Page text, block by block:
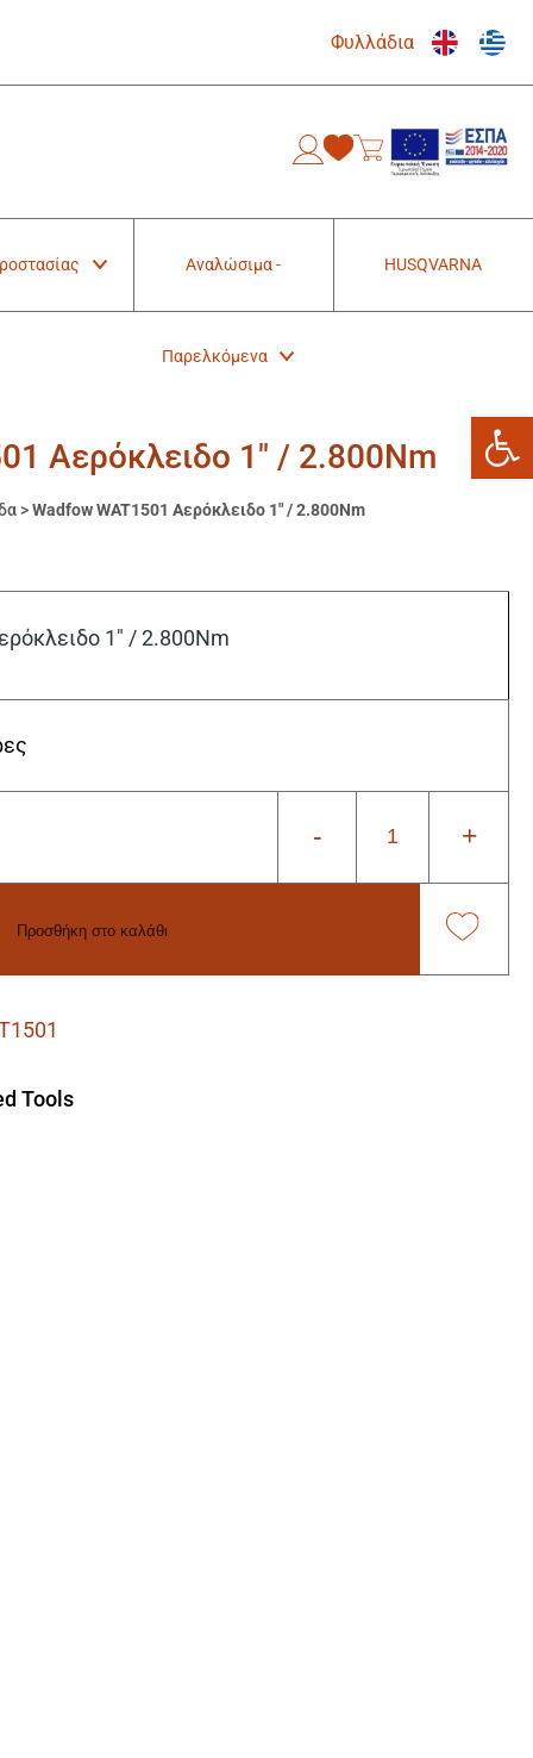
Φυλλάδια
Αναλώσιμα -
Παρελκόμενα
HUSQVARNA
Αερόκλειδο 1″ / 2.800Nm
>Wadfow WAT1501 Αερόκλειδο 1″ / 2.800Nm
1″ / 2.800Nm
- +
Προσθήκη στο καλάθι
Tools